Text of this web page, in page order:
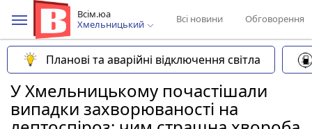
Всім.юа
Хмельницький
Всі новини Обговорення
Планові та аварійні відключення світла
У Хмельницькому почастішали
випадки захворюваності на